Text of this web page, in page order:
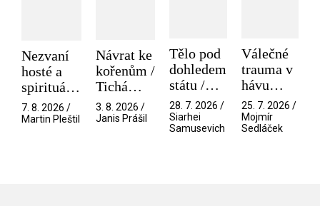
Nezvaní
hosté a
spirituální
narušitelé
z vesmíru
7. 8. 2026 /
Martin Pleštil
Návrat ke
kořenům /
Tichá
přítelkyně
3. 8. 2026 /
Janis Prášil
Tělo pod
dohledem
státu /
Pramen
28. 7. 2026 /
Siarhei
Samusevich
Válečné
trauma v
hávu
spektáklu
/ Odyssea
25. 7. 2026 /
Mojmír
Sedláček